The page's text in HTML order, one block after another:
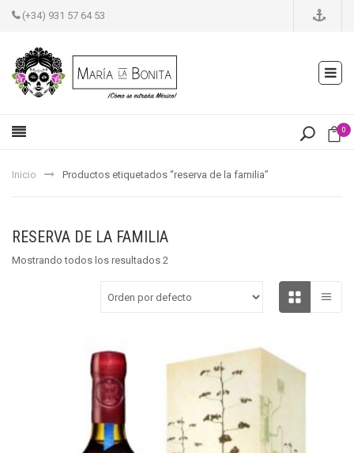
(+34) 931 57 64 53
0
Inicio Productos etiquetados “reserva de la familia”
RESERVA DE LA FAMILIA
Mostrando todos los resultados 2